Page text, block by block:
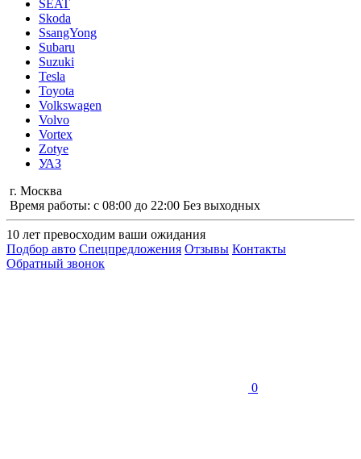
SEAT
Skoda
SsangYong
Subaru
Suzuki
Tesla
Toyota
Volkswagen
Volvo
Vortex
Zotye
УАЗ
г. Москва
Время работы: с 08:00 до 22:00 Без выходных
10 лет превосходим ваши ожидания
Подбор авто Спецпредложения Отзывы Контакты
Обратный звонок
0